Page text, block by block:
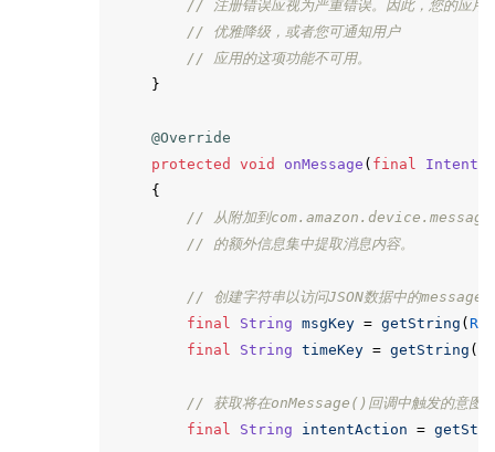
// 注册错误应视为严重错误。因此，您的应用
// 优雅降级，或者您可通知用户
// 应用的这项功能不可用。
}
@Override
protected
void onMessage ( final Intent
{
// 从附加到
// 的额外信息集中提取消息内容。
// 创建字符串以访问JSON数据中的message
final
String msgKey = getString ( R
final
String timeKey = getString (
// 获取将在onMessage()回调中触发的意图
final
String intentAction =